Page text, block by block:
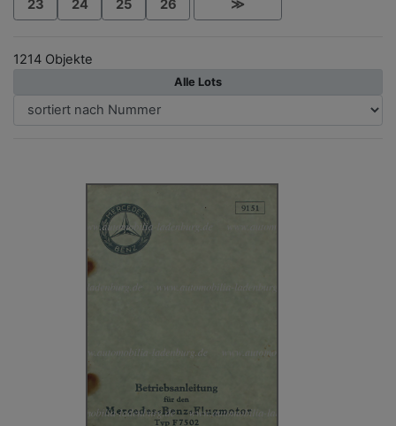
23 24 25 26 ≫
1214 Objekte
Alle Lots